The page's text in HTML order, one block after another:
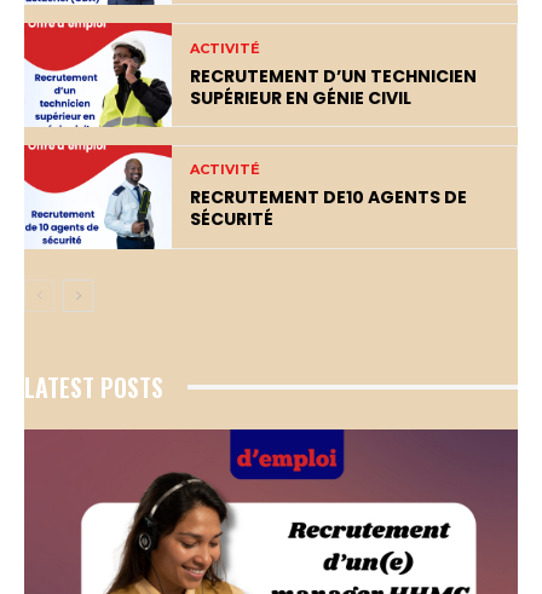
ACTIVITÉ
RECRUTEMENT D’UN TECHNICIEN
SUPÉRIEUR EN GÉNIE CIVIL
ACTIVITÉ
RECRUTEMENT DE10 AGENTS DE
SÉCURITÉ
LATEST POSTS